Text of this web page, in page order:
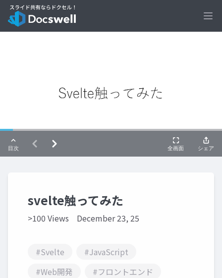
svelte触ってみた
>100 Views December 23, 25
#Svelte
#JavaScript
#Web開発
#フロントエンド